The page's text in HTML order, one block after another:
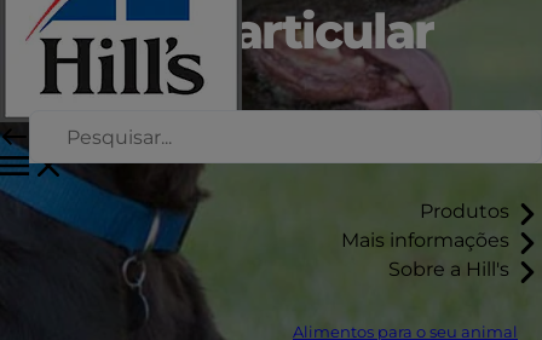
Produtos
Mais informações
Sobre a Hill's
Alimentos para o seu animal
cuidado articular
em cães